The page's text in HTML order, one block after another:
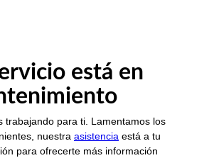
está en
trabajando para ti. Lamentamos los
nuestra asistencia está a tu
para ofrecerte más información